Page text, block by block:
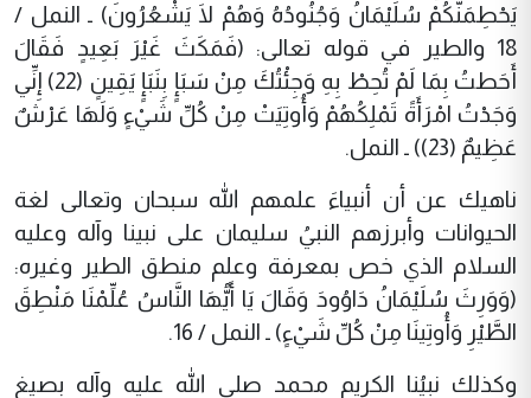
يَحْطِمَنَّكُمْ سُلَيْمَانُ وَجُنُودُهُ وَهُمْ لَا يَشْعُرُونَ) ـ النمل /
18 والطير في قوله تعالى: (فَمَكَثَ غَيْرَ بَعِيدٍ فَقَالَ
أَحَطتُ بِمَا لَمْ تُحِطْ بِهِ وَجِئْتُكَ مِنْ سَبَإٍ بِنَبَإٍ يَقِينٍ (22) إِنِّي
وَجَدْتُ امْرَأَةً تَمْلِكُهُمْ وَأُوتِيَتْ مِنْ كُلِّ شَيْءٍ وَلَهَا عَرْشٌ
عَظِيمٌ (23)) ـ النمل.
ناهيك عن أن أنبياءَ علمهم الله سبحان وتعالى لغة
الحيوانات وأبرزهم النبيُ سليمان على نبينا وآله وعليه
السلام الذي خص بمعرفة وعلم منطق الطير وغيره:
(وَوَرِثَ سُلَيْمَانُ دَاوُودَ وَقَالَ يَا أَيُّهَا النَّاسُ عُلِّمْنَا مَنْطِقَ
الطَّيْرِ وَأُوتِينَا مِنْ كُلِّ شَيْءٍ) ـ النمل / 16.
وكذلك نبيُنا الكريم محمد صلى الله عليه وآله بصيغٍ